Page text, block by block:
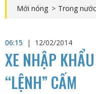
Mới nóng > Trong nước
06:15
| 12/02/2014
XE NHẬP
“LỆNH” CẤM